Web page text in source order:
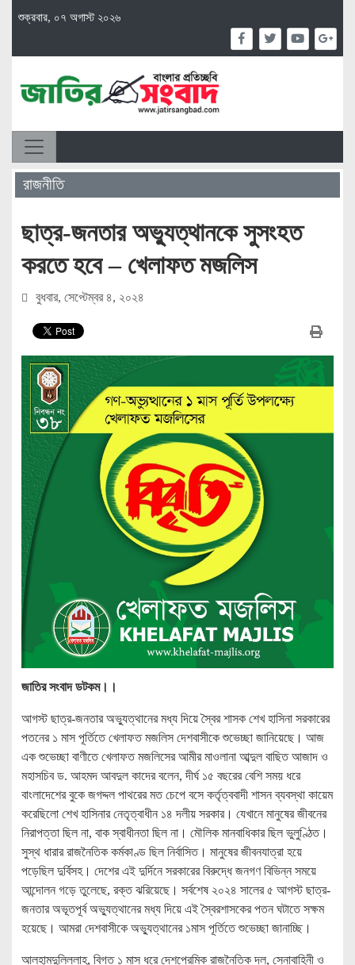
শুক্রবার, ০৭ অগাস্ট ২০২৬
রাজনীতি
ছাত্র-জনতার অভ্যুত্থানকে সুসংহত
করতে হবে – খেলাফত মজলিস
বুধবার, সেপ্টেম্বর ৪, ২০২৪
জাতির সংবাদ ডটকম।।
আগস্ট ছাত্র-জনতার অভ্যুত্থানের মধ্য দিয়ে স্বৈর শাসক শেখ হাসিনা সরকারের
পতনের ১ মাস পূর্তিতে খেলাফত মজলিস দেশবাসীকে শুভেচ্ছা জানিয়েছে। আজ
এক শুভেচ্ছা বাণীতে খেলাফত মজলিসের আমীর মাওলানা আব্দুল বাছিত আজাদ ও
মহাসচিব ড. আহমদ আবদুল কাদের বলেন, দীর্ঘ ১৫ বছরের বেশি সময় ধরে
বাংলাদেশের বুকে জগদ্দল পাথরের মত চেপে বসে কর্তৃত্ববাদী শাসন ব্যবস্থা কায়েম
করেছিলো শেখ হাসিনার নেতৃত্বাধীন ১৪ দলীয় সরকার। যেখানে মানুষের জীবনের
নিরাপত্তা ছিল না, বাক স্বাধীনতা ছিল না। মৌলিক মানবাধিকার ছিল ভুলুণ্ঠিত।
সুস্থ ধারার রাজনৈতিক কর্মকাণ্ড ছিল নির্বাসিত। মানুষের জীবনযাত্রা হয়ে
পড়েছিল দুর্বিসহ। দেশের এই দুর্দিনে সরকারের বিরুদ্ধে জনগণ বিভিন্ন সময়ে
আন্দোলন গড়ে তুলেছে, রক্ত ঝরিয়েছে। সর্বশেষ ২০২৪ সালের ৫ আগস্ট ছাত্র-
জনতার অভূতপূর্ব অভ্যুত্থানের মধ্য দিয়ে এই স্বৈরশাসকের পতন ঘটাতে সক্ষম
হয়েছে। আমরা দেশবাসীকে অভ্যুত্থানের ১মাস পূর্তিতে শুভেচ্ছা জানাচ্ছি।
আলহামদুলিল্লাহ, বিগত ১ মাস ধরে দেশপ্রেমিক রাজনৈতিক দল, সেনাবাহিনী ও